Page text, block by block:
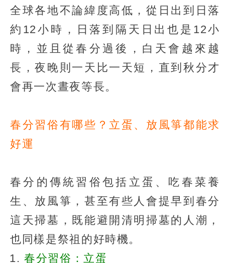
全球各地不論緯度高低，從日出到日落
約12小時，日落到隔天日出也是12小
時，並且從春分過後，白天會越來越
長，夜晚則一天比一天短，直到秋分才
會再一次晝夜等長。
春分習俗有哪些？立蛋、放風箏都能求
好運
春分的傳統習俗包括立蛋、吃春菜養
生、放風箏，甚至有些人會提早到春分
這天掃墓，既能避開清明掃墓的人潮，
也同樣是祭祖的好時機。
春分習俗：立蛋